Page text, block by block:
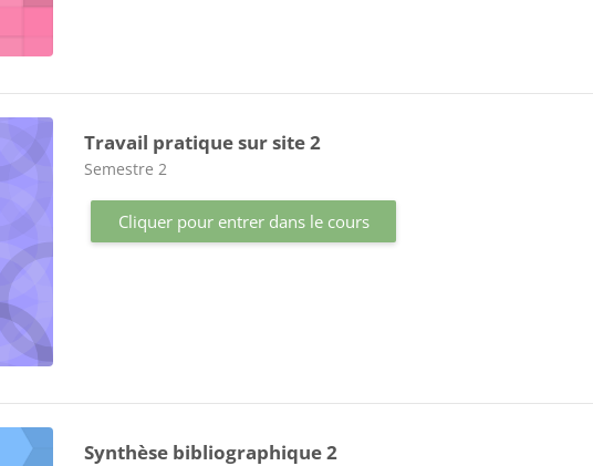
Travail pratique sur site 2
Catégorie de cours
Semestre 2
Cliquer pour entrer dans le cours
Synthèse bibliographique 2